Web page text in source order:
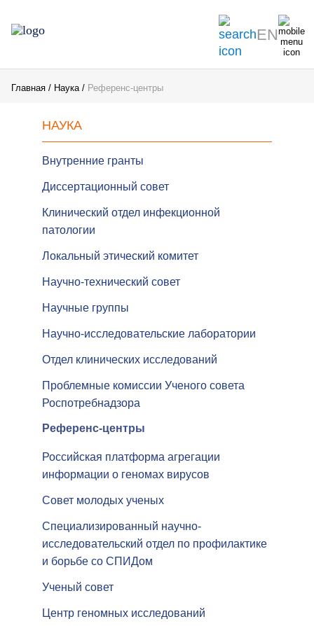
EN
Главная Наука Референс-центры
НАУКА
Внутренние гранты
Диссертационный совет
Клинический отдел инфекционной
патологии
Локальный этический комитет
Научно-технический совет
Научные группы
Научно-исследовательские лаборатории
Отдел клинических исследований
Проблемные комиссии Ученого совета
Роспотребнадзора
Референс-центры
Российская платформа агрегации
информации о геномах вирусов
Совет молодых ученых
Специализированный научно-
исследовательский отдел по профилактике
и борьбе со СПИДом
Ученый совет
Центр геномных исследований